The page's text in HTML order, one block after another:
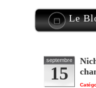
Le
septembre
15